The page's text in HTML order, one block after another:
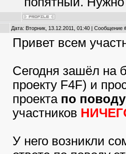
Дата: Вторник, 13.12.2011, 01:40 | Сообщение
Привет всем
Сегодня зашёл на
проекту F4F) и
проекта по
участников
У него возникли